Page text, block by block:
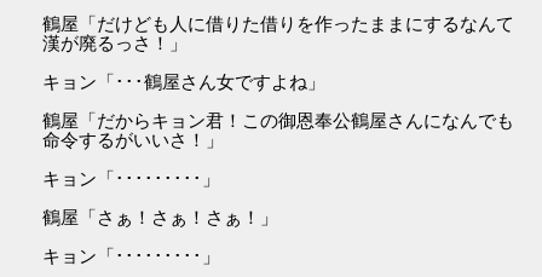
鶴屋「だけども人に借りた借りを作ったままにするなんて
漢が廃るっさ！」
キョン「･･･鶴屋さん女ですよね」
鶴屋「だからキョン君！この御恩奉公鶴屋さんになんでも
命令するがいいさ！」
キョン「･････････」
鶴屋「さぁ！さぁ！さぁ！」
キョン「･････････」